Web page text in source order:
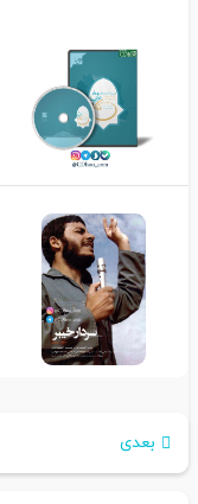
بعدی